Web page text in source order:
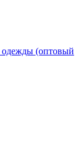
одежды (оптовый